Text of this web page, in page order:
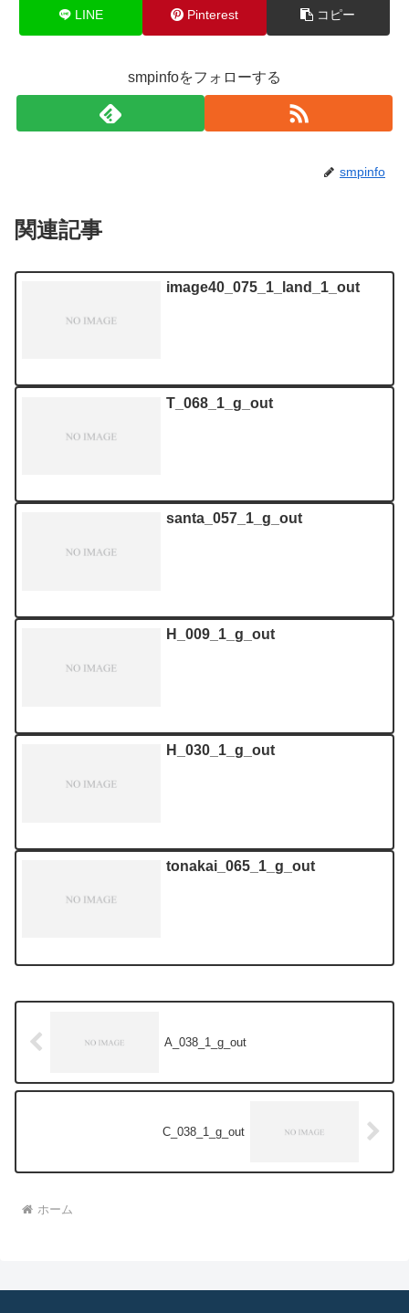
LINE Pinterest コピー
smpinfoをフォローする
smpinfo
関連記事
image40_075_1_land_1_out
T_068_1_g_out
santa_057_1_g_out
H_009_1_g_out
H_030_1_g_out
tonakai_065_1_g_out
A_038_1_g_out
C_038_1_g_out
ホーム